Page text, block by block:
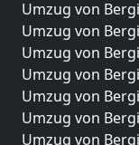
Umzug von
Umzug von
Umzug von
Umzug von
Umzug von
Umzug von
Umzug von